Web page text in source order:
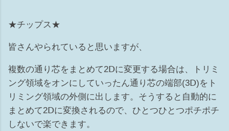
★チップス★
皆さんやられていると思いますが、
複数の通り芯をまとめて2Ⅾに変更する場合は、トリミ
ング領域をオンにしていったん通り芯の端部(3Ⅾ)をト
リミング領域の外側に出します。そうすると自動的に
まとめて2Ⅾに変換されるので、ひとつひとつポチポチ
しないで楽できます。